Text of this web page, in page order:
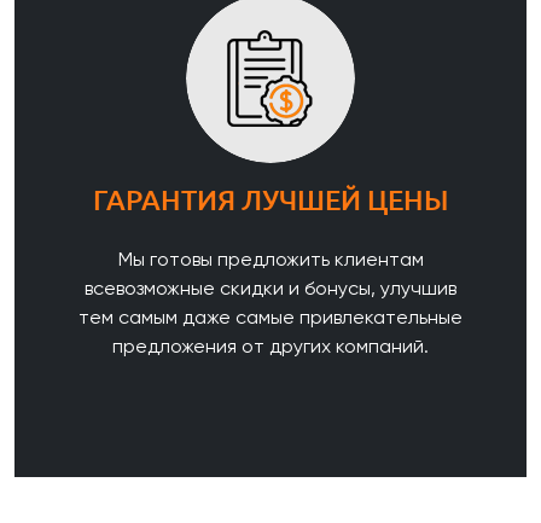
ГАРАНТИЯ ЛУЧШЕЙ ЦЕНЫ
Мы готовы предложить клиентам
всевозможные скидки и бонусы, улучшив
тем самым даже самые привлекательные
предложения от других компаний.